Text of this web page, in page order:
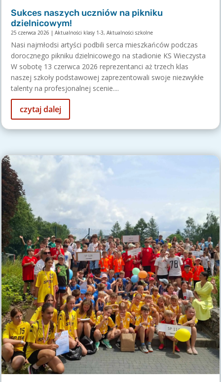
Sukces naszych uczniów na pikniku
dzielnicowym!
25 czerwca 2026 |Aktualności klasy 1-3,Aktualności szkolne
Nasi najmłodsi artyści podbili serca mieszkańców podczas
dorocznego pikniku dzielnicowego na stadionie KS Wieczysta
W sobotę 13 czerwca 2026 reprezentanci aż trzech klas
naszej szkoły podstawowej zaprezentowali swoje niezwykłe
talenty na profesjonalnej scenie....
czytaj dalej